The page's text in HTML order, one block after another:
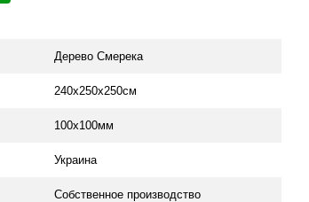
Дерево Смерека
240х250х250см
100х100мм
Украина
Собственное производство